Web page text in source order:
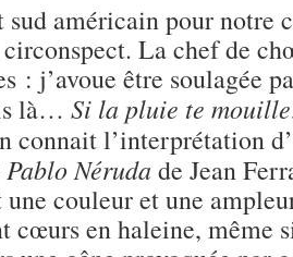
sud américain pour notre
La chef de
: j’avoue être soulagée
là… Si la pluie te mouille
connait l’interprétation
Nérudade Jean
couleur et une
cœurs en haleine, même